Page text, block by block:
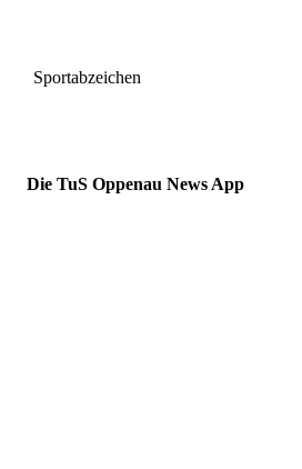
Sportabzeichen
Die TuS Oppenau News App